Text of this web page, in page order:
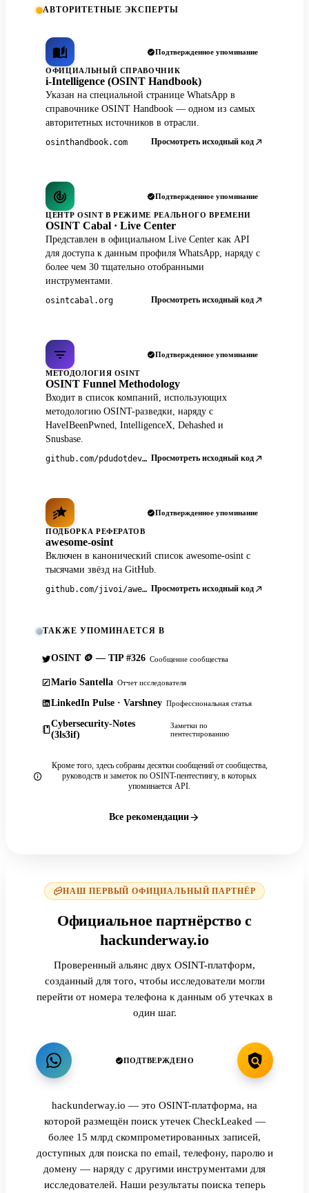
АВТОРИТЕТНЫЕ ЭКСПЕРТЫ
Подтвержденное упоминание
ОФИЦИАЛЬНЫЙ СПРАВОЧНИК
i-Intelligence (OSINT Handbook)
Указан на специальной странице WhatsApp в
справочнике OSINT Handbook — одном из самых
авторитетных источников в отрасли.
osinthandbook.com Просмотреть исходный код
Подтвержденное упоминание
ЦЕНТР OSINT В РЕЖИМЕ РЕАЛЬНОГО ВРЕМЕНИ
OSINT Cabal · Live Center
Представлен в официальном Live Center как API
для доступа к данным профиля WhatsApp, наряду с
более чем 30 тщательно отобранными
инструментами.
osintcabal.org Просмотреть исходный код
Подтвержденное упоминание
МЕТОДОЛОГИЯ OSINT
OSINT Funnel Methodology
Входит в список компаний, использующих
методологию OSINT-разведки, наряду с
HaveIBeenPwned, IntelligenceX, Dehashed и
Snusbase.
github.com/pdudotdev/ofm Просмотреть исходный код
Подтвержденное упоминание
ПОДБОРКА РЕФЕРАТОВ
awesome-osint
Включен в канонический список awesome-osint с
тысячами звёзд на GitHub.
github.com/jivoi/awesome-osint Просмотреть исходный код
ТАКЖЕ УПОМИНАЕТСЯ В
OSINT 🪙 — TIP #326 Сообщение сообщества
Mario Santella Отчет исследователя
LinkedIn Pulse · Varshney Профессиональная статья
Cybersecurity-Notes
(3ls3if)
Заметки по
пентестированию
Кроме того, здесь собраны десятки сообщений от сообщества,
руководств и заметок по OSINT-пентестингу, в которых
упоминается API.
Все рекомендации
НАШ ПЕРВЫЙ ОФИЦИАЛЬНЫЙ ПАРТНЁР
Официальное партнёрство с
hackunderway.io
Проверенный альянс двух OSINT-платформ,
созданный для того, чтобы исследователи могли
перейти от номера телефона к данным об утечках в
один шаг.
ПОДТВЕРЖДЕНО
hackunderway.io — это OSINT-платформа, на
которой размещён поиск утечек CheckLeaked —
более 15 млрд скомпрометированных записей,
доступных для поиска по email, телефону, паролю и
домену — наряду с другими инструментами для
исследователей. Наши результаты поиска теперь